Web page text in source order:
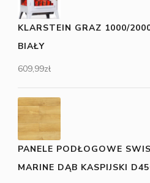
KLARSTEIN GRAZ 1000/
BIAŁY
609,99zł
PANELE PODŁOGOWE
MARINE DĄB KASPIJSKI